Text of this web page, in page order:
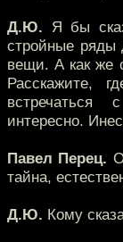
Д.Ю. Я бы
стройные ряды
вещи. А как же
Расскажите,
интересно.
Павел Перец.
тайна,
Д.Ю. Кому